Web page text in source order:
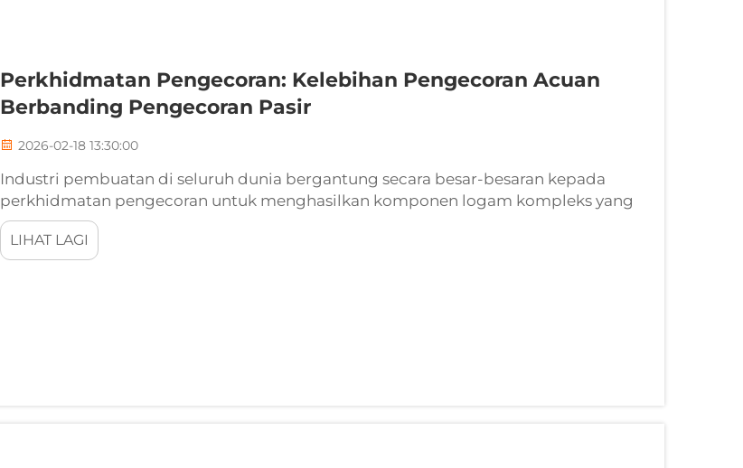
Perkhidmatan Pengecoran: Kelebihan Pengecoran Acuan
Berbanding Pengecoran Pasir
2026-02-18 13:30:00
Industri pembuatan di seluruh dunia bergantung secara besar-besaran kepada
perkhidmatan pengecoran untuk menghasilkan komponen logam kompleks yang
menjadi teras infrastruktur moden, sistem automotif, dan jentera industri. Proses
pembuatan khusus ini...
LIHAT LAGI